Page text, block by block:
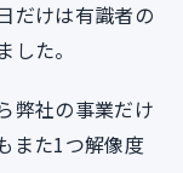
だけは有識者の
た。
弊社の事業だけ
また1つ解像度